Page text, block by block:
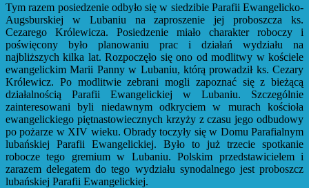
Tym razem posiedzenie odbyło się w siedzibie Parafii Ewangelicko-
Augsburskiej w Lubaniu na zaproszenie jej proboszcza ks.
Cezarego Królewicza. Posiedzenie miało charakter roboczy i
poświęcony było planowaniu prac i działań wydziału na
najbliższych kilka lat. Rozpoczęło się ono od modlitwy w kościele
ewangelickim Marii Panny w Lubaniu, którą prowadził ks. Cezary
Królewicz. Po modlitwie zebrani mogli zapoznać się z bieżącą
działalnością Parafii Ewangelickiej w Lubaniu. Szczególnie
zainteresowani byli niedawnym odkryciem w murach kościoła
ewangelickiego piętnastowiecznych krzyży z czasu jego odbudowy
po pożarze w XIV wieku. Obrady toczyły się w Domu Parafialnym
lubańskiej Parafii Ewangelickiej. Było to już trzecie spotkanie
robocze tego gremium w Lubaniu. Polskim przedstawicielem i
zarazem delegatem do tego wydziału synodalnego jest proboszcz
lubańskiej Parafii Ewangelickiej.